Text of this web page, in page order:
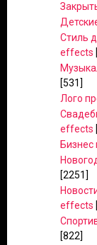
Стиль
effects
[531]
Лого
effects
[2251]
effects
[822]